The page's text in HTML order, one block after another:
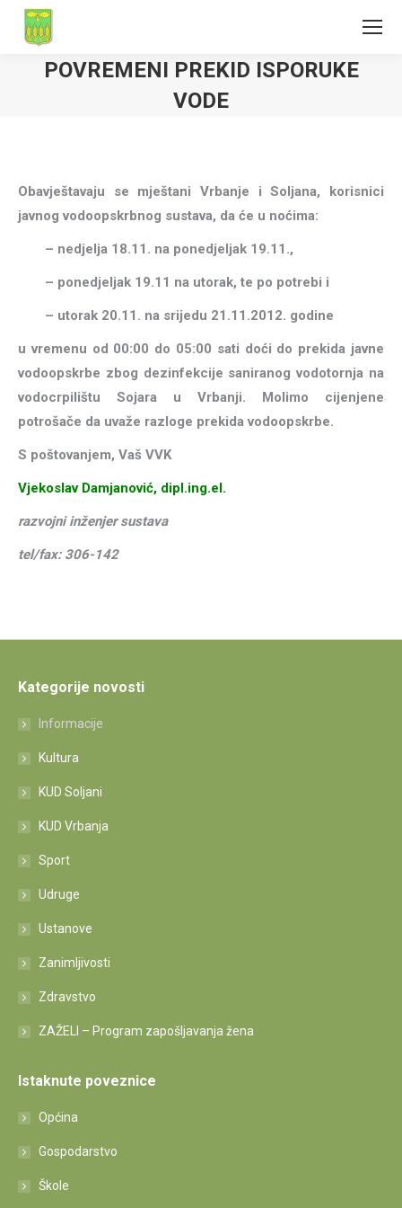
POVREMENI PREKID ISPORUKE
VODE
Obavještavaju se mještani Vrbanje i Soljana, korisnici
javnog vodoopskrbnog sustava, da će u noćima:
– nedjelja 18.11. na ponedjeljak 19.11.,
– ponedjeljak 19.11 na utorak, te po potrebi i
– utorak 20.11. na srijedu 21.11.2012. godine
u vremenu od 00:00 do 05:00 sati doći do prekida javne
vodoopskrbe zbog dezinfekcije saniranog vodotornja na
vodocrpilištu Sojara u Vrbanji. Molimo cijenjene
potrošače da uvaže razloge prekida vodoopskrbe.
S poštovanjem, Vaš VVK
Vjekoslav Damjanović, dipl.ing.el.
razvojni inženjer sustava
tel/fax: 306-142
Kategorije novosti
Informacije
Kultura
KUD Soljani
KUD Vrbanja
Sport
Udruge
Ustanove
Zanimljivosti
Zdravstvo
ZAŽELI – Program zapošljavanja žena
Istaknute poveznice
Općina
Gospodarstvo
Škole